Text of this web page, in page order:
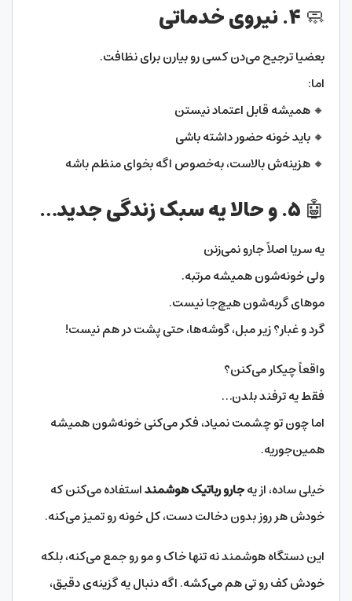
🧼 ۴. نیروی خدماتی
بعضیا ترجیح می‌دن کسی رو بیارن برای نظافت.
اما:
🔸 همیشه قابل اعتماد نیستن
🔸 باید خونه حضور داشته باشی
🔸 هزینه‌ش بالاست، به‌خصوص اگه بخوای منظم باشه
🤖 ۵. و حالا یه سبک زندگی جدید…
یه سریا اصلاً جارو نمی‌زنن
ولی خونه‌شون همیشه مرتبه.
موهای گربه‌شون هیچ‌جا نیست.
گرد و غبار؟ زیر مبل، گوشه‌ها، حتی پشت در هم نیست!
واقعاً چیکار می‌کنن؟
فقط یه ترفند بلدن…
اما چون تو چشمت نمیاد، فکر می‌کنی خونه‌شون همیشه
همین‌جوریه.
خیلی ساده، از یهجارو رباتیک هوشمنداستفاده می‌کنن که
خودش هر روز بدون دخالت دست، کل خونه رو تمیز می‌کنه.
این دستگاه هوشمند نه‌ تنها خاک و مو رو جمع می‌کنه، بلکه
خودش کف رو تی هم می‌کشه. اگه دنبال یه گزینه‌ی دقیق،